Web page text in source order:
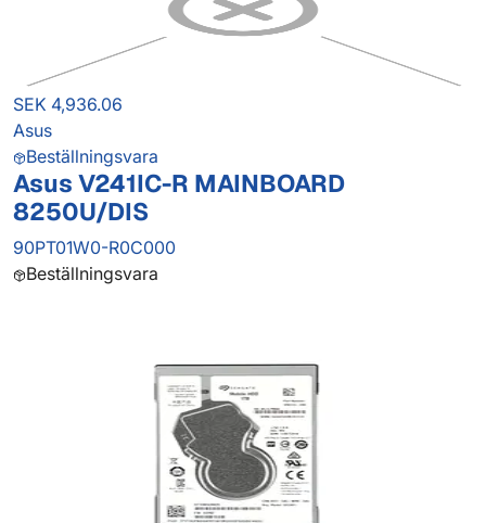
SEK 4,936.06
Asus
Beställningsvara
Asus V241IC-R MAINBOARD
8250U/DIS
90PT01W0-R0C000
Beställningsvara